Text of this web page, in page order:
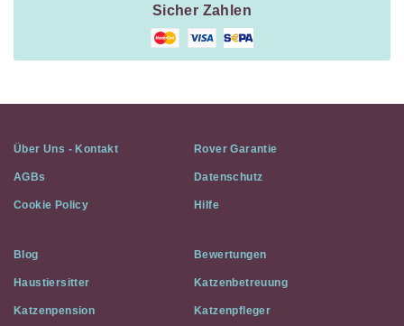
Sicher Zahlen
Über Uns - Kontakt Rover Garantie
AGBs Datenschutz
Cookie Policy Hilfe
Blog Bewertungen
Haustiersitter Katzenbetreuung
Katzenpension Katzenpfleger